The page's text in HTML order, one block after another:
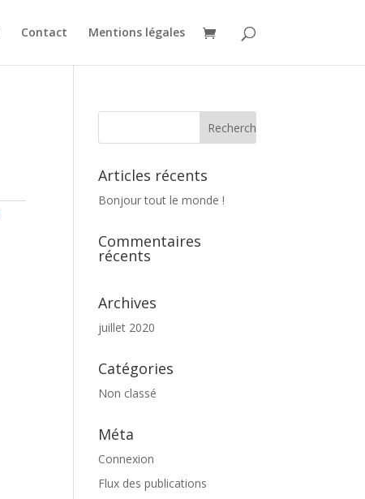
Contact Mentions légales
Articles récents
Bonjour tout le monde !
Commentaires
récents
Archives
juillet 2020
Catégories
Non classé
Méta
Connexion
Flux des publications